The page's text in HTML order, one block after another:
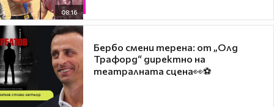
08:16
Бербо смени терена: от „Олд
Трафорд“ директно на
театралната сцена👀⚽